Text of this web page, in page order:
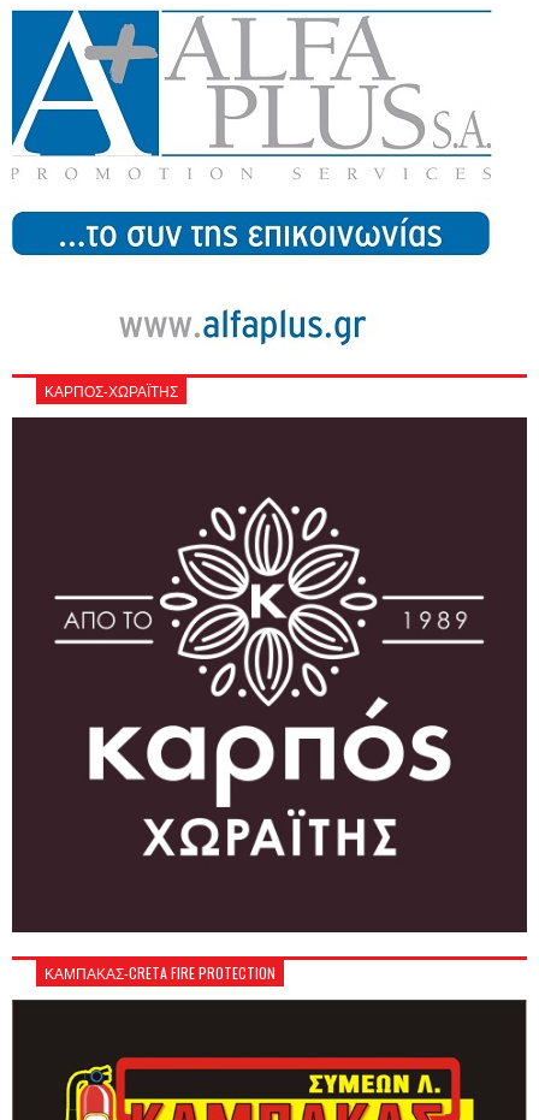
ΚΑΡΠΟΣ-ΧΩΡΑΪΤΗΣ
ΚΑΜΠΑΚΑΣ-CRETA FIRE PROTECTION